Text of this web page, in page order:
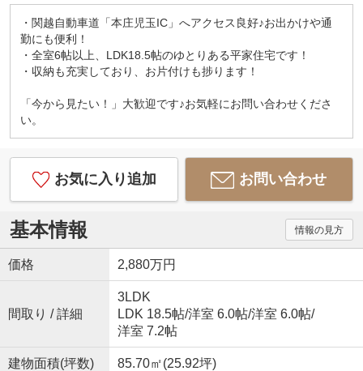
・関越自動車道「本庄児玉IC」へアクセス良好♪お出かけや通
勤にも便利！
・全室6帖以上、LDK18.5帖のゆとりある平家住宅です！
・収納も充実しており、お片付けも捗ります！
「今から見たい！」大歓迎です♪お気軽にお問い合わせくださ
い。
お気に入り追加 お問い合わせ
基本情報 情報の見方
価格 2,880万円
間取り / 詳細
3LDK
LDK 18.5帖/洋室 6.0帖/洋室 6.0帖/
洋室 7.2帖
建物面積(坪数) 85.70㎡(25.92坪)